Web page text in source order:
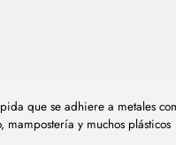
que se adhiere a metales
y muchos plásticos